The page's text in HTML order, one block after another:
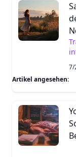
7/
Artikel angesehen: